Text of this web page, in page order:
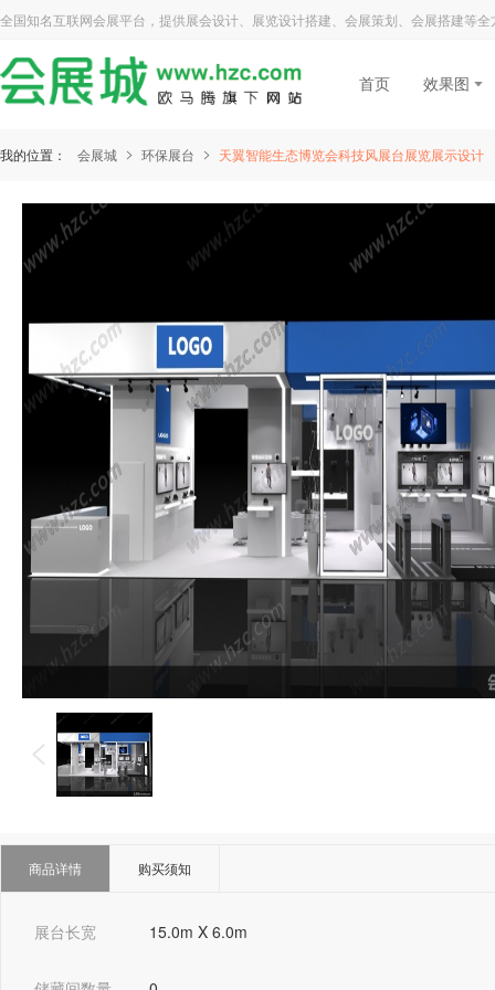
全国知名互联网会展平台，提供展会设计、展览设计搭建、会展策划、会展搭建等
首页 效果图
我的位置： 会展城 环保展台 天翼智能生态博览会科技风展台展览展示设计
商品详情 购买须知
展台长宽 15.0m X 6.0m